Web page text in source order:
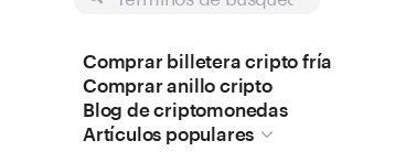
Comprar billetera cripto fría
Comprar anillo cripto
Blog de criptomonedas
Artículos populares